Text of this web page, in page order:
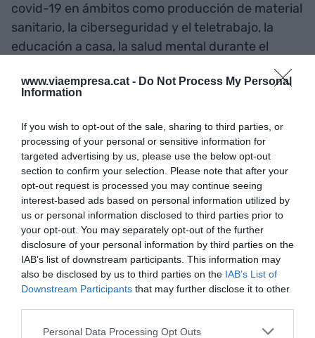
www.viaempresa.cat - Do Not Process My Personal
Information
If you wish to opt-out of the sale, sharing to third parties, or
processing of your personal or sensitive information for
targeted advertising by us, please use the below opt-out
section to confirm your selection. Please note that after your
opt-out request is processed you may continue seeing
interest-based ads based on personal information utilized by
us or personal information disclosed to third parties prior to
your opt-out. You may separately opt-out of the further
disclosure of your personal information by third parties on the
IAB’s list of downstream participants. This information may
also be disclosed by us to third parties on the IAB’s List of
Downstream Participants that may further disclose it to other
Personal Data Processing Opt Outs
covid-19 en ámbitos como producción de material
sanitario, la ciberseguridad y el teletrabajo, la
educación a casa, la salud mental durante el
forman parte de clústeres catalanes ha
aumentado un 13% en un año. De este modo,
actualmente en Catalunya hay 29 clústeres que
cuentan con 2.600 socios (entre empresas y otras
entidades), que generan 300.000 puestos de
trabajo y que representan el 30% del PIB.
AñadirVIA Empresa como fuente preferida
de Google de forma gratuita
Mantente informado con las últimas noticias de
actualidad